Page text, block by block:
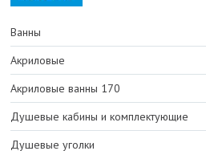
Ванны
Акриловые
Акриловые ванны 170
Душевые кабины и комплектующие
Душевые уголки